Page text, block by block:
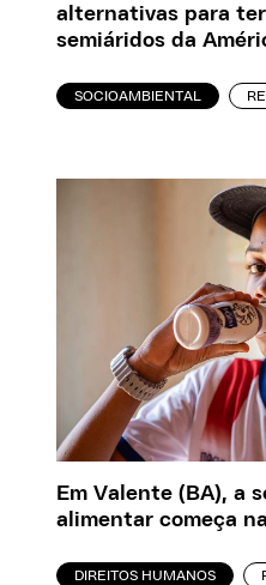
alternativas para
semiáridos da
SOCIOAMBIENTAL
Em Valente (BA), a
alimentar começa
DIREITOS HUMANOS